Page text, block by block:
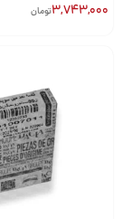
3,743,000تومان